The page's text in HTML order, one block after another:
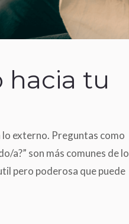
hacia tu
lo externo. Preguntas como
a?” son más comunes de lo
pero poderosa que puede